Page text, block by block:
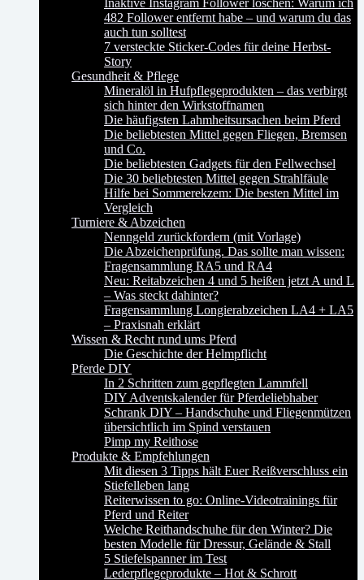
Inaktive Instagram Follower löschen: Warum ich
482 Follower entfernt habe – und warum du das
auch tun solltest
7 versteckte Sticker-Codes für deine Herbst-
Story
Gesundheit & Pflege
Mineralöl in Hufpflegeprodukten – das verbirgt
sich hinter den Wirkstoffnamen
Die häufigsten Lahmheitsursachen beim Pferd
Die beliebtesten Mittel gegen Fliegen, Bremsen
und Co.
Die beliebtesten Gadgets für den Fellwechsel
Die 30 beliebtesten Mittel gegen Strahlfäule
Hilfe bei Sommerekzem: Die besten Mittel im
Vergleich
Turniere & Abzeichen
Nenngeld zurückfordern (mit Vorlage)
Die Abzeichenprüfung. Das sollte man wissen:
Fragensammlung RA5 und RA4
Neu: Reitabzeichen 4 und 5 heißen jetzt A und L
– Was steckt dahinter?
Fragensammlung Longierabzeichen LA4 + LA5
– Praxisnah erklärt
Wissen & Recht rund ums Pferd
Die Geschichte der Helmpflicht
Pferde DIY
In 2 Schritten zum gepflegten Lammfell
DIY Adventskalender für Pferdeliebhaber
Schrank DIY – Handschuhe und Fliegenmützen
übersichtlich im Spind verstauen
Pimp my Reithose
Produkte & Empfehlungen
Mit diesen 3 Tipps hält Euer Reißverschluss ein
Stiefelleben lang
Reiterwissen to go: Online-Videotrainings für
Pferd und Reiter
Welche Reithandschuhe für den Winter? Die
besten Modelle für Dressur, Gelände & Stall
5 Stiefelspanner im Test
Lederpflegeprodukte – Hot & Schrott